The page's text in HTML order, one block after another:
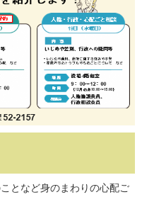
となど身のまわりの心配ご